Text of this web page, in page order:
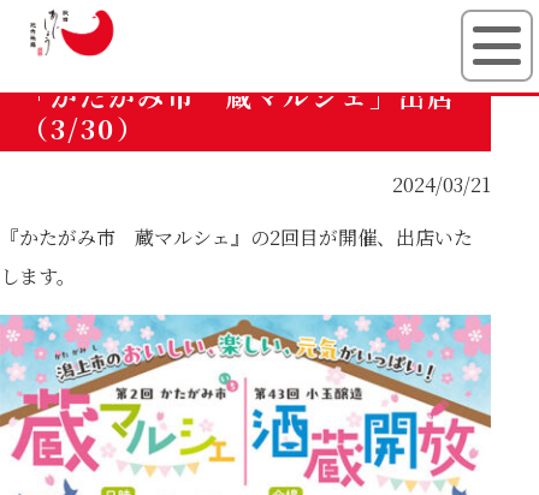
有限会社秋田
「かたがみ市 蔵マルシェ」出店
（3/30）
2024/03/21
『かたがみ市 蔵マルシェ』の2回目が開催、出店いた
します。